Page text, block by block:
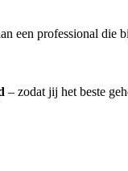
een professional die
– zodat jij het beste